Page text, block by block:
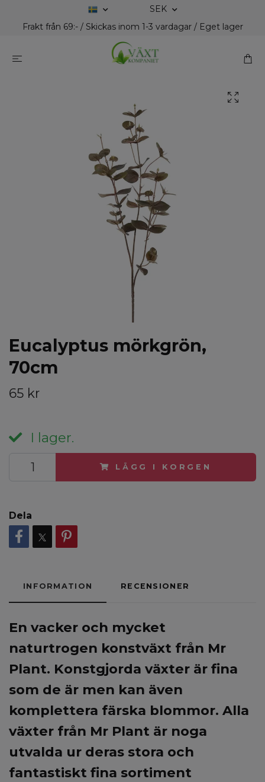
SEK
Frakt från 69:- / Skickas inom 1-3 vardagar / Eget lager
Eucalyptus mörkgrön,
70cm
65 kr
I lager.
LÄGG I KORGEN
Dela
INFORMATION RECENSIONER
En vacker och mycket
naturtrogen konstväxt från Mr
Plant. Konstgjorda växter är fina
som de är men kan även
komplettera färska blommor. Alla
växter från Mr Plant är noga
utvalda ur deras stora och
fantastiskt fina sortiment